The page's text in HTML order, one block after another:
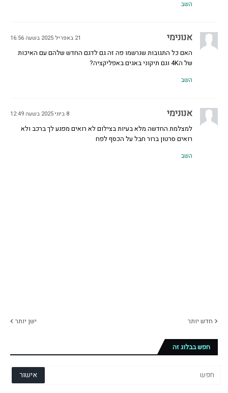
השב
אנונימי 21 באפריל 2025 בשעה 16:56
האם כל התגובות שנרשמו פה זה גם לדגם החדש שלהם עם האיכות
של ה4K וגם תיקוני באגים באפליקציה?
השב
אנונימי 8 ביוני 2025 בשעה 12:49
למצלמת החדשה מלא בעיות בצילום לא רואים מפגע לך ברכב ולא
רואים סרטון ברור חבל על הכסף לפח
השב
חדש יותר ישן יותר
חפש בבלוג זה